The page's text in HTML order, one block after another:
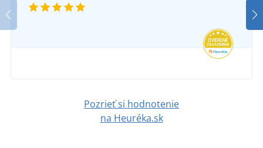
Pozrieť si hodnotenie
na Heuréka.sk